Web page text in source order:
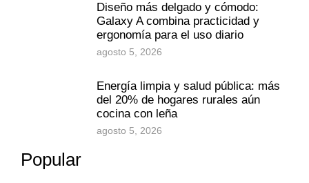
Diseño más delgado y cómodo:
Galaxy A combina practicidad y
ergonomía para el uso diario
agosto 5, 2026
Energía limpia y salud pública: más
del 20% de hogares rurales aún
cocina con leña
agosto 5, 2026
Popular